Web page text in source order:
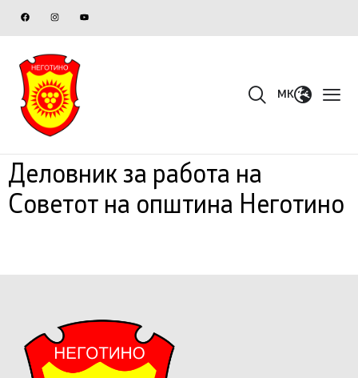
MK
Деловник за работа на
Советот на општина Неготино